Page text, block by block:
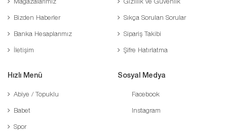
Bizden Haberler
Banka Hesaplarımız
İletişim
Sıkça Sorulan Sorular
Sipariş Takibi
Şifre Hatırlatma
Hızlı Menü
Abiye / Topuklu
Babet
Spor
Sosyal Medya
Facebook
Instagram